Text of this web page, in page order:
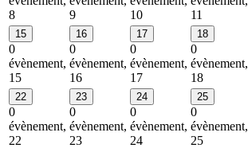
8
9
10
11
15
0
évènement,
15
16
0
évènement,
16
17
0
évènement,
17
18
0
évènement,
18
22
0
évènement,
22
23
0
évènement,
23
24
0
évènement,
24
25
0
évènement,
25